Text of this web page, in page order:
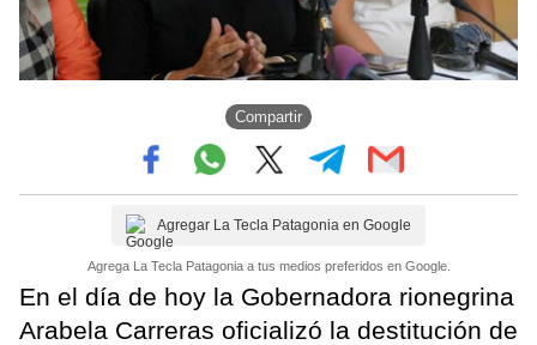
Compartir
Agregar La Tecla Patagonia en Google
Agrega La Tecla Patagonia a tus medios preferidos en Google.
En el día de hoy la Gobernadora rionegrina
Arabela Carreras oficializó la destitución de